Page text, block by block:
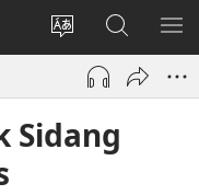
Ganti
bahasa
situs
Log
(terbuka
window
baru)
Cari
JW.ORG
Sidang